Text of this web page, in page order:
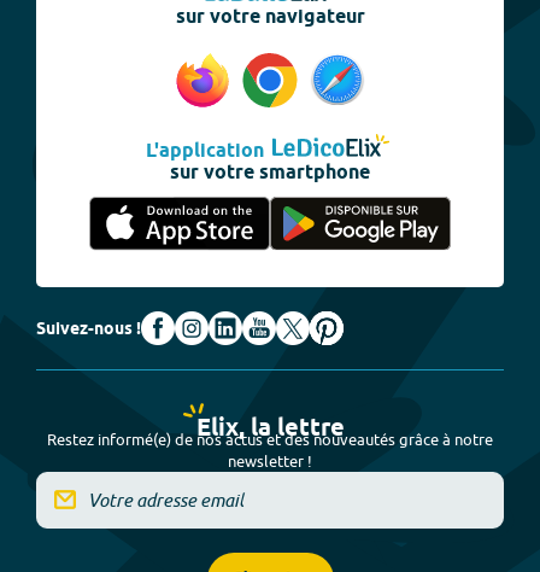
sur votre navigateur
L'application
sur votre smartphone
Suivez-nous !
Elix, la lettre
Restez informé(e) de nos actus et des nouveautés grâce à notre
newsletter !